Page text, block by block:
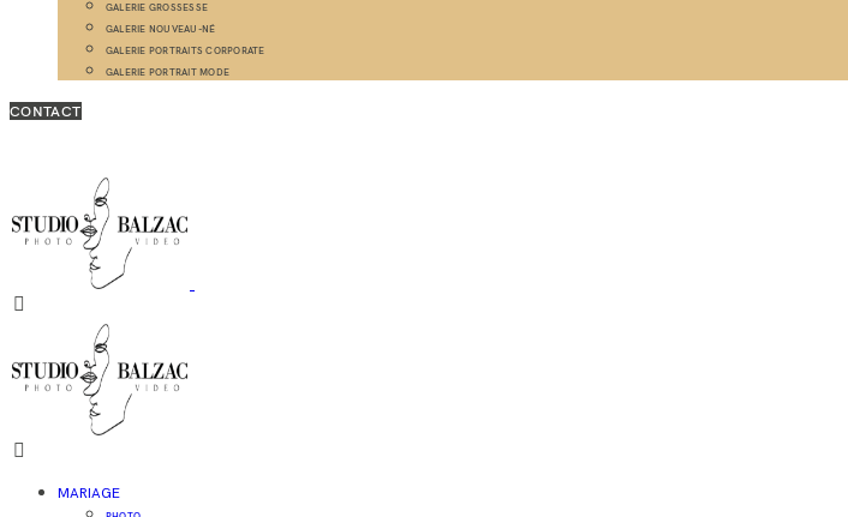
GALERIE GROSSESSE
GALERIE NOUVEAU-NÉ
GALERIE PORTRAITS CORPORATE
GALERIE PORTRAIT MODE
CONTACT
MARIAGE